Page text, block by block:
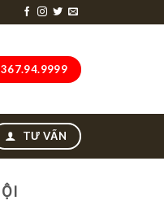
TƯ VẤN